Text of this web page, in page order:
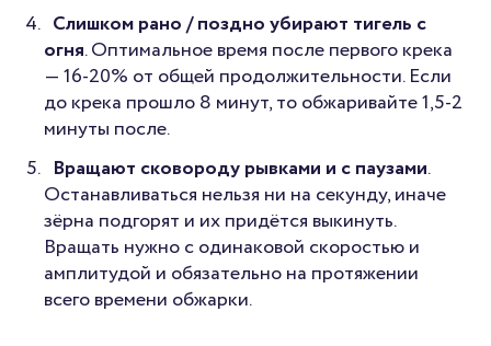
Слишком рано / поздно убирают тигель с
огня. Оптимальное время после первого крека
— 16-20% от общей продолжительности. Если
до крека прошло 8 минут, то обжаривайте 1,5-2
минуты после.
Вращают сковороду рывками и с паузами.
Останавливаться нельзя ни на секунду, иначе
зёрна подгорят и их придётся выкинуть.
Вращать нужно с одинаковой скоростью и
амплитудой и обязательно на протяжении
всего времени обжарки.